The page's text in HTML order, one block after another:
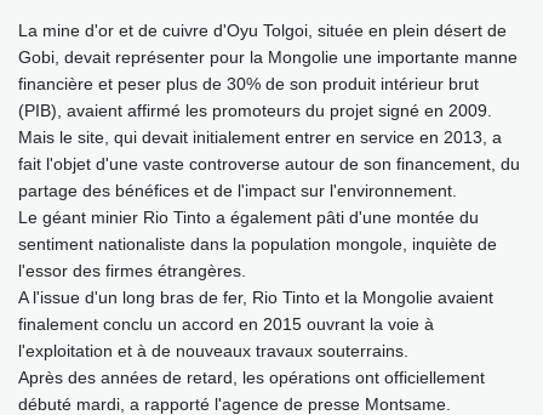
La mine d'or et de cuivre d'Oyu Tolgoi, située en plein désert de
Gobi, devait représenter pour la Mongolie une importante manne
financière et peser plus de 30% de son produit intérieur brut
(PIB), avaient affirmé les promoteurs du projet signé en 2009.
Mais le site, qui devait initialement entrer en service en 2013, a
fait l'objet d'une vaste controverse autour de son financement, du
partage des bénéfices et de l'impact sur l'environnement.
Le géant minier Rio Tinto a également pâti d'une montée du
sentiment nationaliste dans la population mongole, inquiète de
l'essor des firmes étrangères.
A l'issue d'un long bras de fer, Rio Tinto et la Mongolie avaient
finalement conclu un accord en 2015 ouvrant la voie à
l'exploitation et à de nouveaux travaux souterrains.
Après des années de retard, les opérations ont officiellement
débuté mardi, a rapporté l'agence de presse Montsame.